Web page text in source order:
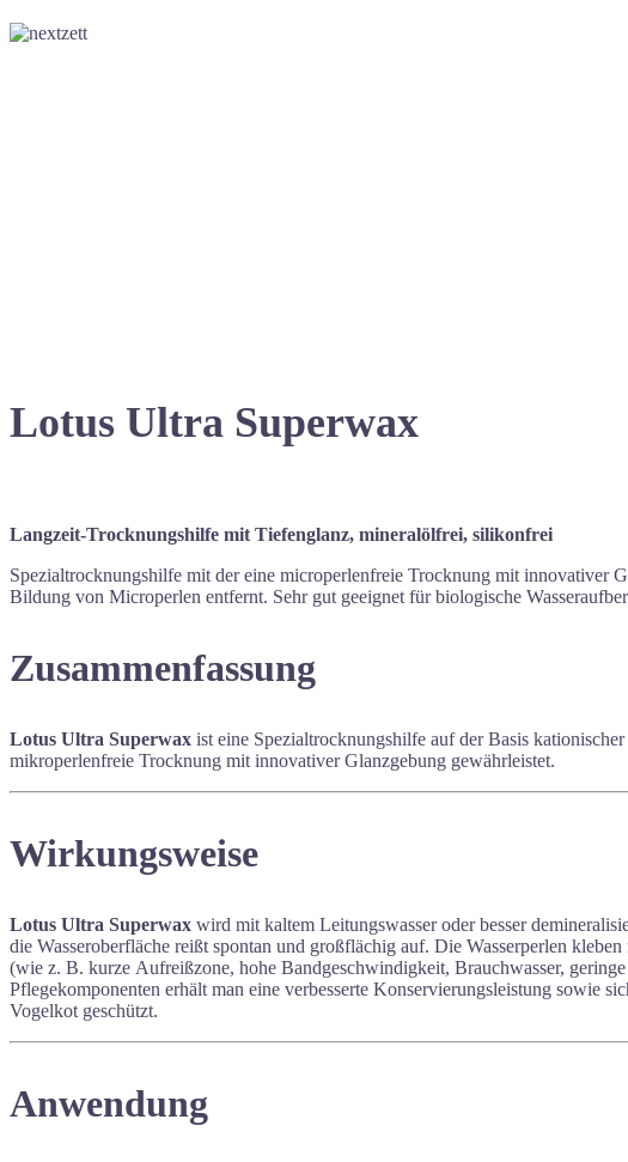
Lotus Ultra Superwax
Langzeit-Trocknungshilfe mit Tiefenglanz, mineralölfrei, silikonfrei
Spezialtrocknungshilfe mit der eine microperlenfreie Trocknung mit innovativer
Bildung von Microperlen entfernt. Sehr gut geeignet für biologische
Zusammenfassung
Lotus Ultra Superwax ist eine Spezialtrocknungshilfe auf der Basis
mikroperlenfreie Trocknung mit innovativer Glanzgebung gewährleistet.
Wirkungsweise
Lotus Ultra Superwax wird mit kaltem Leitungswasser oder besser
die Wasseroberfläche reißt spontan und großflächig auf. Die Wasserperlen
(wie z. B. kurze Aufreißzone, hohe Bandgeschwindigkeit, Brauchwasser,
Pflegekomponenten erhält man eine verbesserte Konservierungsleistung sowie
Vogelkot geschützt.
Anwendung